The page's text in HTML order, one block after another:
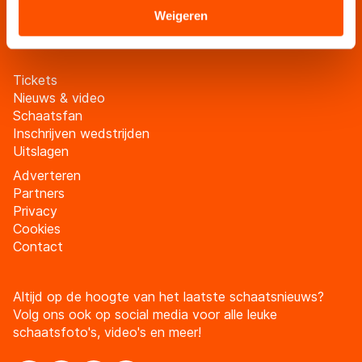
Sommige partners kunnen gegevens doorgeven aan
landen buiten de EU, zoals de VS, waar mogelijk geen
adequaat beschermingsniveau geldt volgens de GDPR.
Door op ‘Toestaan’ te klikken, stemt u in met deze
overdracht. Meer informatie vindt u in ons
Weigeren
Tickets
Nieuws & video
Schaatsfan
Inschrijven wedstrijden
Uitslagen
Adverteren
Partners
Privacy
Cookies
Contact
Altijd op de hoogte van het laatste schaatsnieuws?
Volg ons ook op social media voor alle leuke
schaatsfoto's, video's en meer!